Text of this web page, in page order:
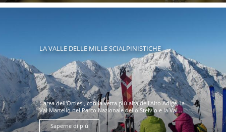
LA VALLE DELLE MILLE SCIALPINISTICHE
L'area dell'Ortles , con la vetta più alta dell'Alto Adige, la
Val Martello nel Parco Nazionale dello Stelvio e la Val ...
Saperne di più